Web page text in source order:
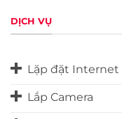
DỊCH VỤ
Lặp đặt Internet
Lắp Camera